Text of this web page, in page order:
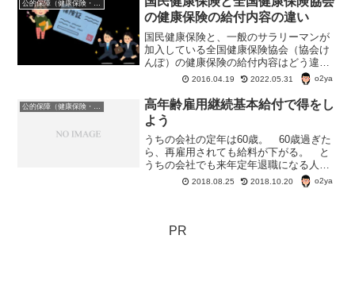
公的保障（健康保険・年金・雇用保険・生活保護・災害時の補償）
の健康保険の給付内容の違い
国民健康保険と、一般のサラリーマンが
加入している全国健康保険協会（協会け
んぽ）の健康保険の給付内容はどう違
う？ 国民健康保険でも協会けんぽで
も、病院にかかったときの自己負担は3割
と変わりがない。 じゃあ違いは何？
2016.04.19 2022.05.31 o2ya
高年齢雇用継続基本給付で得をし
よう
うちの会社の定年は60歳。 60歳過ぎた
ら、再雇用されても給料が下がる。 と
うちの会社でも来年定年退職になる人が
嘆いている。 「6割しか給料支給されな
い」って。 でも、高齢雇用継続基本給
2018.08.25 2018.10.20 o2ya
PR